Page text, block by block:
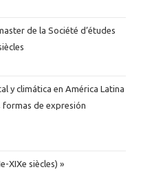
de la Société d’études
y climática en América Latina
formas de expresión
XIXe siècles) »